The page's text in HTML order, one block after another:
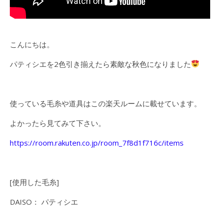
こんにちは。
パティシエを2色引き揃えたら素敵な秋色になりました
使っている毛糸や道具はこの楽天ルームに載せています。
よかったら見てみて下さい。
https://room.rakuten.co.jp/room_7f8d1f716c/items
[使用した毛糸]
DAISO： パティシエ